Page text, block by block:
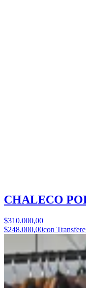
CHALECO
$310.000,00
$248.000,00con